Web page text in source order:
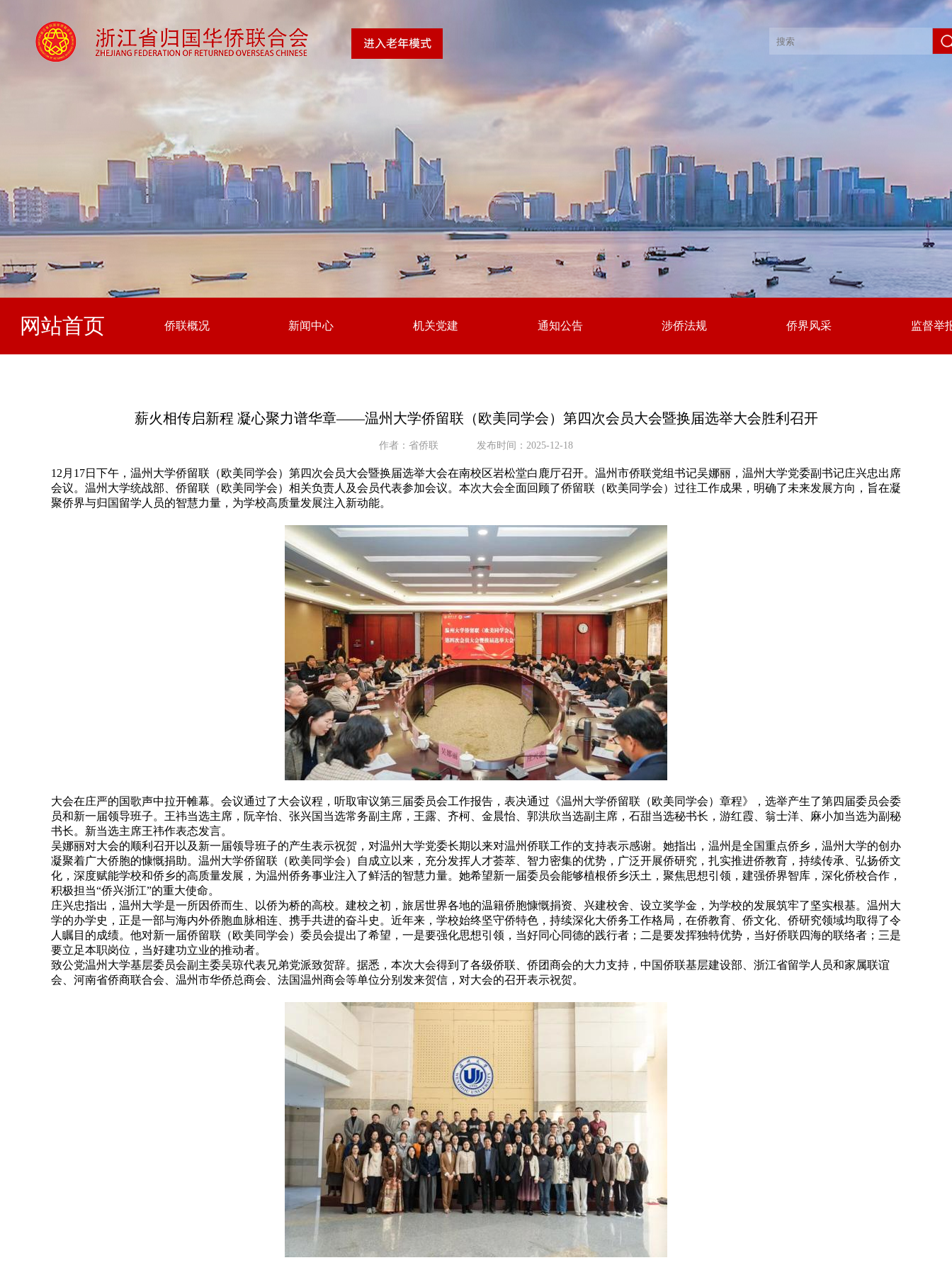
网站首页 侨联概况 新闻中心 机关党建 通知公告 涉侨法规 侨界风采 监督举
薪火相传启新程 凝心聚力谱华章——温州大学侨留联（欧美同学会）第四次会员大会暨换届选举大会胜利召开
作者：省侨联 发布时间：2025-12-18
12月17日下午，温州大学侨留联（欧美同学会）第四次会员大会暨换届选举大会在南校区岩松堂白鹿厅召开。温州市侨联党组书记吴娜丽，温州大学党委副书记庄兴忠出席
会议。温州大学统战部、侨留联（欧美同学会）相关负责人及会员代表参加会议。本次大会全面回顾了侨留联（欧美同学会）过往工作成果，明确了未来发展方向，旨在凝
聚侨界与归国留学人员的智慧力量，为学校高质量发展注入新动能。
大会在庄严的国歌声中拉开帷幕。会议通过了大会议程，听取审议第三届委员会工作报告，表决通过《温州大学侨留联（欧美同学会）章程》，选举产生了第四届委员会委
员和新一届领导班子。王祎当选主席，阮辛怡、张兴国当选常务副主席，王露、齐柯、金晨怡、郭洪欣当选副主席，石甜当选秘书长，游红霞、翁士洋、麻小加当选为副秘
书长。新当选主席王祎作表态发言。
吴娜丽对大会的顺利召开以及新一届领导班子的产生表示祝贺，对温州大学党委长期以来对温州侨联工作的支持表示感谢。她指出，温州是全国重点侨乡，温州大学的创办
凝聚着广大侨胞的慷慨捐助。温州大学侨留联（欧美同学会）自成立以来，充分发挥人才荟萃、智力密集的优势，广泛开展侨研究，扎实推进侨教育，持续传承、弘扬侨文
化，深度赋能学校和侨乡的高质量发展，为温州侨务事业注入了鲜活的智慧力量。她希望新一届委员会能够植根侨乡沃土，聚焦思想引领，建强侨界智库，深化侨校合作，
积极担当“侨兴浙江”的重大使命。
庄兴忠指出，温州大学是一所因侨而生、以侨为桥的高校。建校之初，旅居世界各地的温籍侨胞慷慨捐资、兴建校舍、设立奖学金，为学校的发展筑牢了坚实根基。温州大
学的办学史，正是一部与海内外侨胞血脉相连、携手共进的奋斗史。近年来，学校始终坚守侨特色，持续深化大侨务工作格局，在侨教育、侨文化、侨研究领域均取得了令
人瞩目的成绩。他对新一届侨留联（欧美同学会）委员会提出了希望，一是要强化思想引领，当好同心同德的践行者；二是要发挥独特优势，当好侨联四海的联络者；三是
要立足本职岗位，当好建功立业的推动者。
致公党温州大学基层委员会副主委吴琼代表兄弟党派致贺辞。据悉，本次大会得到了各级侨联、侨团商会的大力支持，中国侨联基层建设部、浙江省留学人员和家属联谊
会、河南省侨商联合会、温州市华侨总商会、法国温州商会等单位分别发来贺信，对大会的召开表示祝贺。